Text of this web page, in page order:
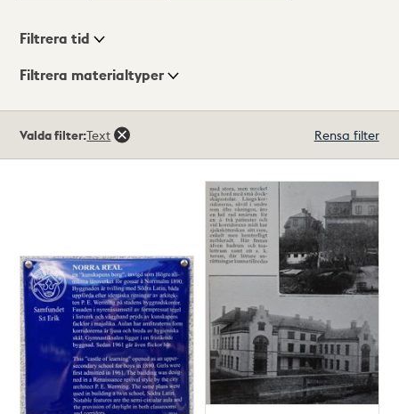
Visningsläge
Filtrera tid
Filtrera materialtyper
träffar
Valda filter:Text Rensa filter